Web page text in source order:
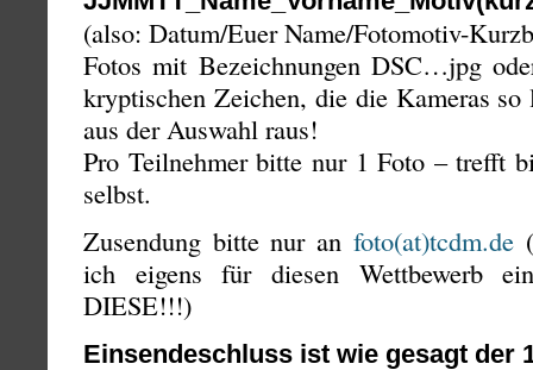
(also: Datum/Euer Name/Fotomotiv-
Fotos mit Bezeichnungen DSC…jpg
kryptischen Zeichen, die die Kameras
aus der Auswahl raus!
Pro Teilnehmer bitte nur 1 Foto – trefft
selbst.
Zusendung bitte nur an foto(at)tcdm.de
ich eigens für diesen Wettbewerb
DIESE!!!)
Einsendeschluss ist wie gesagt der